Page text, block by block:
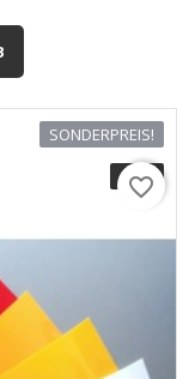
SONDERPREIS!
-30%
favorite_border